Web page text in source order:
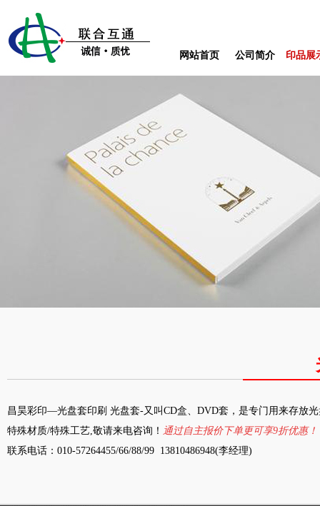
网站首页 公司简介 印品展
昌昊彩印—光盘套印刷 光盘套-又叫 CD盒、 DVD套，是专门用来存放
特殊材质/特殊工艺,敬请来电咨询！ 通过自主报价下单更可享9折优惠！
联系电话： 010-57264455/66/88/99 13810486948(李经理)